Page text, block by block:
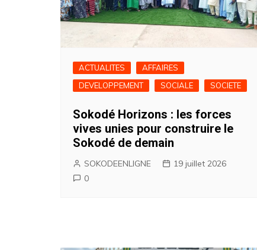
ACTUALITES
AFFAIRES
DEVELOPPEMENT
SOCIALE SOCIETE
Sokodé Horizons : les forces
vives unies pour construire le
Sokodé de demain
SOKODEENLIGNE
19 juillet 2026
0